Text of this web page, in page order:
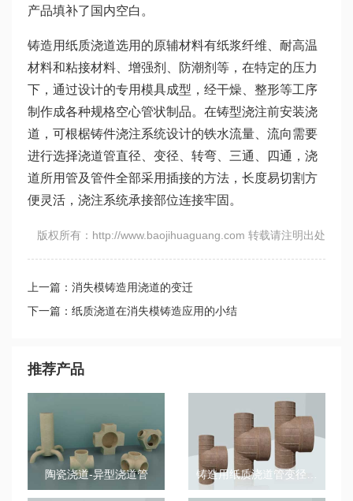
产品填补了国内空白。
铸造用纸质浇道选用的原辅材料有纸浆纤维、耐高温
材料和粘接材料、增强剂、防潮剂等，在特定的压力
下，通过设计的专用模具成型，经干燥、整形等工序
制作成各种规格空心管状制品。在铸型浇注前安装浇
道，可根椐铸件浇注系统设计的铁水流量、流向需要
进行选择浇道管直径、变径、转弯、三通、四通，浇
道所用管及管件全部采用插接的方法，长度易切割方
便灵活，浇注系统承接部位连接牢固。
版权所有：http://www.baojihuaguang.com 转载请注明出处
上一篇：消失模铸造用浇道的变迁
下一篇：纸质浇道在消失模铸造应用的小结
推荐产品
陶瓷浇道-异型浇道管